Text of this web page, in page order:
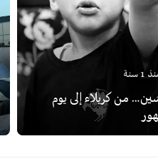
1 سنة
من كربلاء إلى يوم